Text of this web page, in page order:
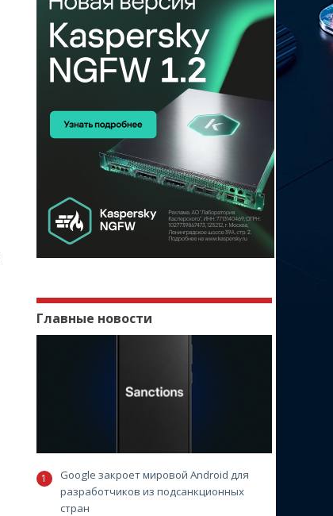
Главные новости
Google закроет мировой Android для
разработчиков из подсанкционных
стран